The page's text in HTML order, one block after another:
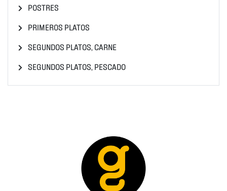
POSTRES
PRIMEROS PLATOS
SEGUNDOS PLATOS, CARNE
SEGUNDOS PLATOS, PESCADO